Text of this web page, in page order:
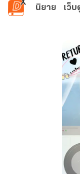
ข้ามไปยังเนื้อหาหลัก
นิยาย เว็บ